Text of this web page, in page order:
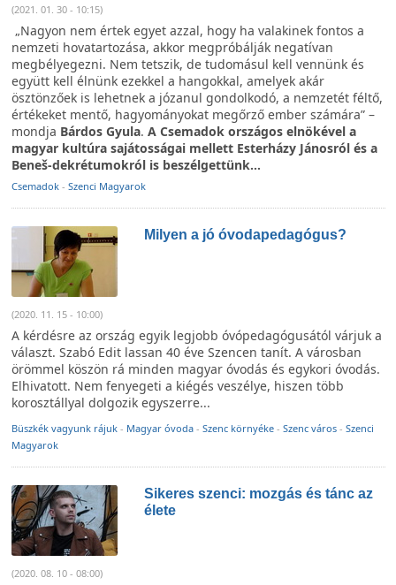
(2021. 01. 30 - 10:15)
„Nagyon nem értek egyet azzal, hogy ha valakinek fontos a
nemzeti hovatartozása, akkor megpróbálják negatívan
megbélyegezni. Nem tetszik, de tudomásul kell vennünk és
együtt kell élnünk ezekkel a hangokkal, amelyek akár
ösztönzőek is lehetnek a józanul gondolkodó, a nemzetét féltő,
értékeket mentő, hagyományokat megőrző ember számára” –
mondja Bárdos Gyula. A Csemadok országos elnökével a
magyar kultúra sajátosságai mellett Esterházy Jánosról és a
Beneš-dekrétumokról is beszélgettünk…
Csemadok - Szenci Magyarok
Milyen a jó óvodapedagógus?
(2020. 11. 15 - 10:00)
A kérdésre az ország egyik legjobb óvópedagógusától várjuk a
választ. Szabó Edit lassan 40 éve Szencen tanít. A városban
örömmel köszön rá minden magyar óvodás és egykori óvodás.
Elhivatott. Nem fenyegeti a kiégés veszélye, hiszen több
korosztállyal dolgozik egyszerre...
Büszkék vagyunk rájuk - Magyar óvoda - Szenc környéke - Szenc város - Szenci
Magyarok
Sikeres szenci: mozgás és tánc az
élete
(2020. 08. 10 - 08:00)